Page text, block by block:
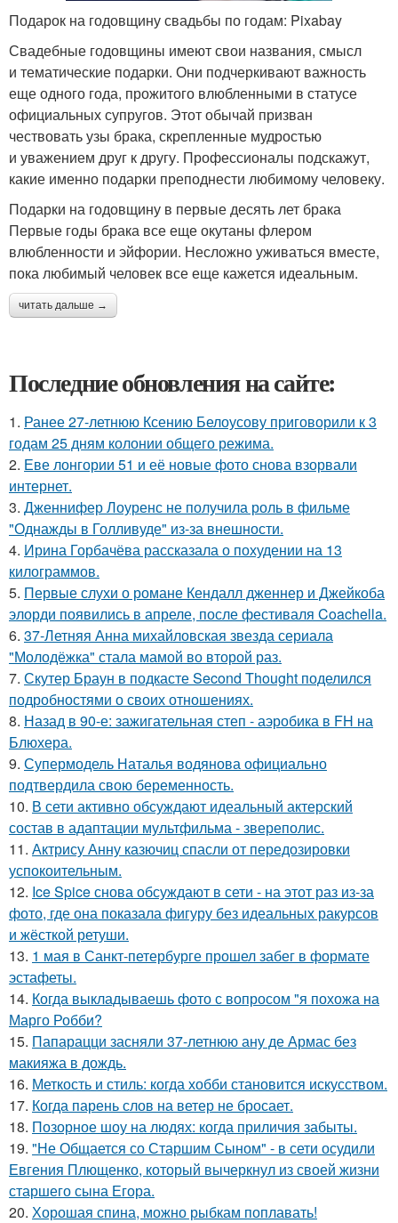
Подарок на годовщину свадьбы по годам: Pixabay
Свадебные годовщины имеют свои названия, смысл
и тематические подарки. Они подчеркивают важность
еще одного года, прожитого влюбленными в статусе
официальных супругов. Этот обычай призван
чествовать узы брака, скрепленные мудростью
и уважением друг к другу. Профессионалы подскажут,
какие именно подарки преподнести любимому человеку.
Подарки на годовщину в первые десять лет брака
Первые годы брака все еще окутаны флером
влюбленности и эйфории. Несложно уживаться вместе,
пока любимый человек все еще кажется идеальным.
читать дальше →
Последние обновления на сайте:
1. Ранее 27-летнюю Ксению Белоусову приговорили к 3
годам 25 дням колонии общего режима.
2. Еве лонгории 51 и её новые фото снова взорвали
интернет.
3. Дженнифер Лоуренс не получила роль в фильме
"Однажды в Голливуде" из-за внешности.
4. Ирина Горбачёва рассказала о похудении на 13
килограммов.
5. Первые слухи о романе Кендалл дженнер и Джейкоба
элорди появились в апреле, после фестиваля Coachella.
6. 37-Летняя Анна михайловская звезда сериала
"Молодёжка" стала мамой во второй раз.
7. Скутер Браун в подкасте Second Thought поделился
подробностями о своих отношениях.
8. Назад в 90-е: зажигательная степ - аэробика в FH на
Блюхера.
9. Супермодель Наталья водянова официально
подтвердила свою беременность.
10. В сети активно обсуждают идеальный актерский
состав в адаптации мультфильма - звереполис.
11. Актрису Анну казючиц спасли от передозировки
успокоительным.
12. Ice Spice снова обсуждают в сети - на этот раз из-за
фото, где она показала фигуру без идеальных ракурсов
и жёсткой ретуши.
13. 1 мая в Санкт-петербурге прошел забег в формате
эстафеты.
14. Когда выкладываешь фото с вопросом "я похожа на
Марго Робби?
15. Папарацци засняли 37-летнюю ану де Армас без
макияжа в дождь.
16. Меткость и стиль: когда хобби становится искусством.
17. Когда парень слов на ветер не бросает.
18. Позорное шоу на людях: когда приличия забыты.
19. "Не Общается со Старшим Сыном" - в сети осудили
Евгения Плющенко, который вычеркнул из своей жизни
старшего сына Егора.
20. Хорошая спина, можно рыбкам поплавать!